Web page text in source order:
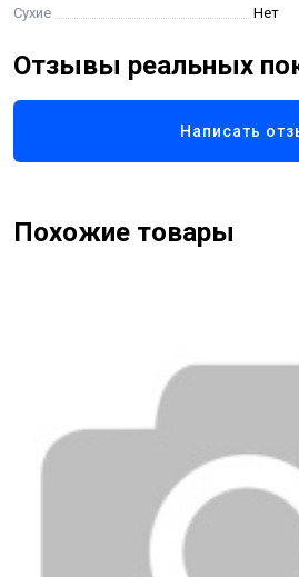
Сухие Нет
Отзывы реальных
Написать
Похожие товары